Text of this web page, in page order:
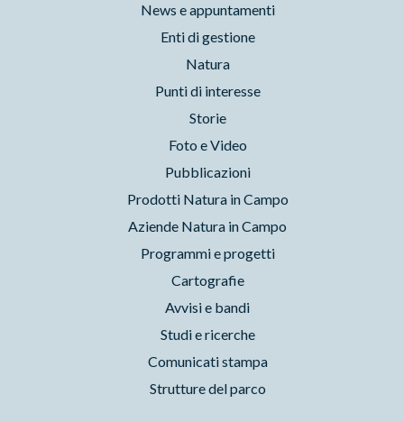
News e appuntamenti
Enti di gestione
Natura
Punti di interesse
Storie
Foto e Video
Pubblicazioni
Prodotti Natura in Campo
Aziende Natura in Campo
Programmi e progetti
Cartografie
Avvisi e bandi
Studi e ricerche
Comunicati stampa
Strutture del parco